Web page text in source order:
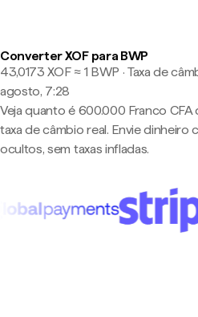
Converter XOF para BWP
43,0173 XOF ≈ 1 BWP · Taxa de
agosto, 7:28
Veja quanto é 600.000 Franco
taxa de câmbio real. Envie
ocultos, sem taxas infladas.